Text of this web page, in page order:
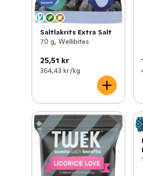
Saltlakrits Extra Salt
70 g, Wellibites
25,51 kr
364,43 kr /kg